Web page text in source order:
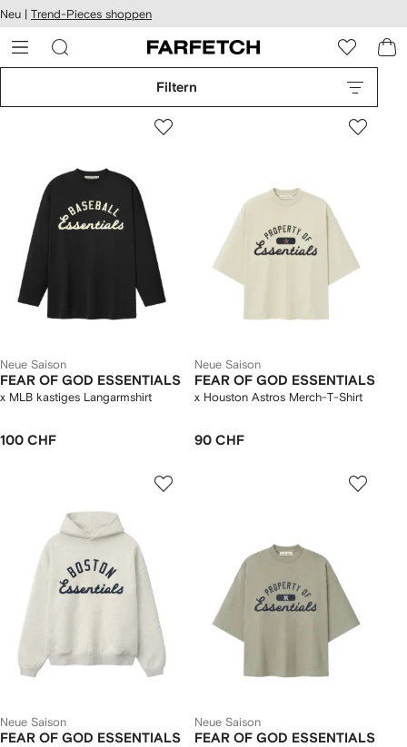
zum
Neu | Trend-Pieces shoppen
Filtern
Neue Saison
FEAR OF GOD ESSENTIALS
x MLB kastiges Langarmshirt
100 CHF
Neue Saison
FEAR OF GOD ESSENTIALS
x Houston Astros Merch-T-Shirt
90 CHF
Neue Saison
FEAR OF GOD ESSENTIALS
Neue Saison
FEAR OF GOD ESSENTIALS